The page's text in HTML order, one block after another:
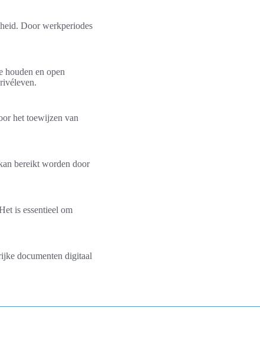
Door werkperiodes
houden en open
het toewijzen van
bereikt worden door
is essentieel om
documenten digitaal